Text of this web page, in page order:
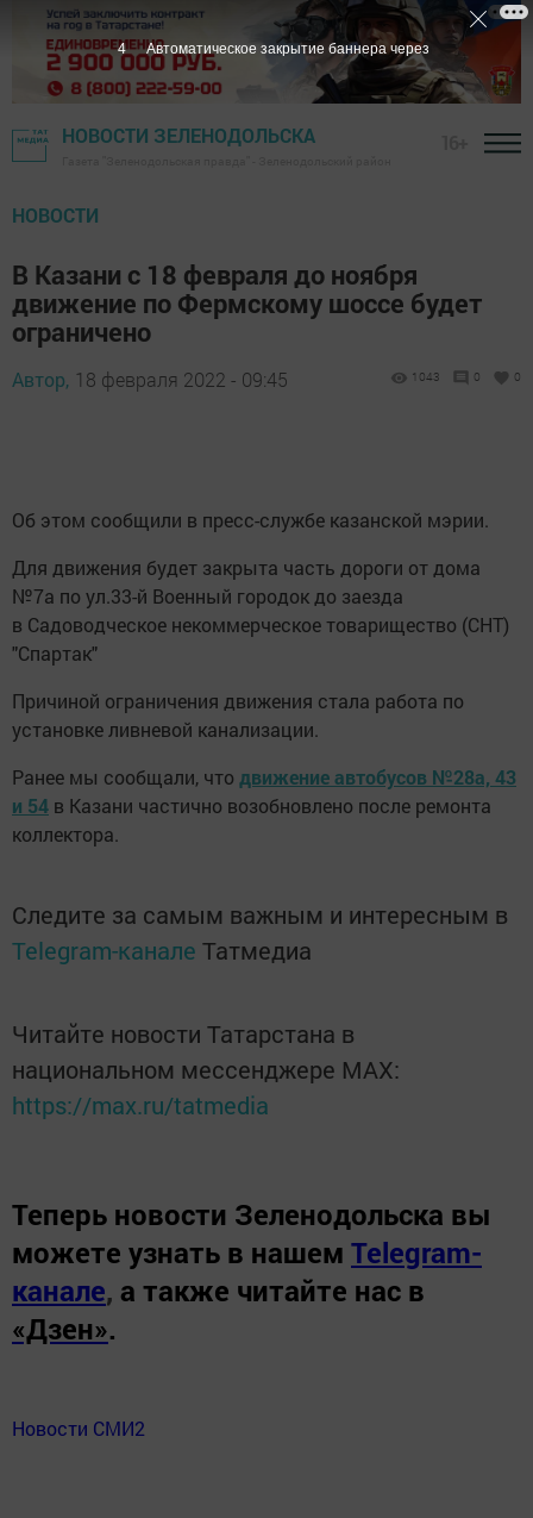
НОВОСТИ ЗЕЛЕНОДОЛЬСКА
НОВОСТИ
В Казани с 18 февраля до ноября
движение по Фермскому шоссе будет
ограничено
Автор, 18 февраля 2022 - 09:45 1043 0 0
Об этом сообщили в пресс-службе казанской мэрии.
Для движения будет закрыта часть дороги от дома
№7а по ул.33-й Военный городок до заезда
в Садоводческое некоммерческое товарищество (СНТ)
"Спартак"
Причиной ограничения движения стала работа по
установке ливневой канализации.
Ранее мы сообщали, что движение автобусов №28а, 43
и 54 в Казани частично возобновлено после ремонта
коллектора.
Следите за самым важным и интересным в
Telegram-канале Татмедиа
Читайте новости Татарстана в
национальном мессенджере MАХ:
https://max.ru/tatmedia
Теперь новости Зеленодольска вы
можете узнать в нашем Telegram-
канале, а также читайте нас в
«Дзен».
Новости СМИ2
4 Автоматическое закрытие баннера через